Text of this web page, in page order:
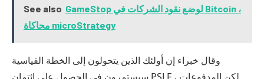
See also GameStop لوضع نقود الشركات في Bitcoin ،
محاكاة microStrategy
وقال خبراء إن أولئك الذين يتحولون إلى الخطة القياسية